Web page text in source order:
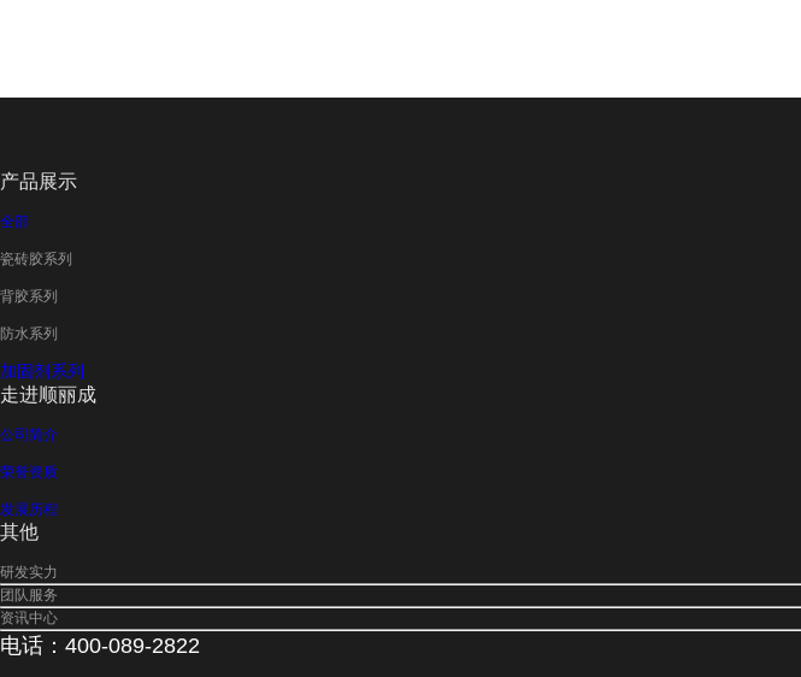
​产品展示
全部
瓷砖胶系列
背胶系列
防水系列
加固剂系列
​走进顺丽成
​公司简介
荣誉资质
发展历程
​其他
研发实力
团队服务
资讯中心
​电话：400-089-2822